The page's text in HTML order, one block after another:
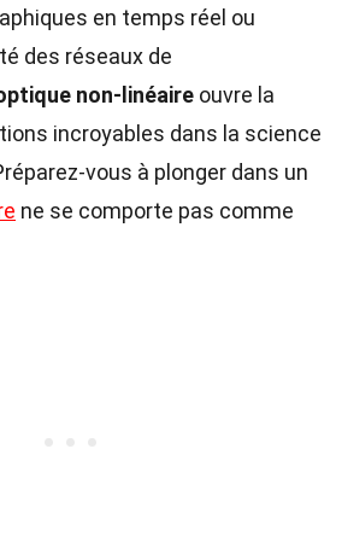
en temps réel ou
des réseaux de
non-linéaire ouvre la
incroyables dans la science
vous à plonger dans un
ne se comporte pas comme